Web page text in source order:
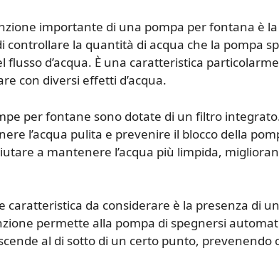
importante di una pompa per fontana è
controllare la quantità di acqua che la pompa
flusso d’acqua. È una caratteristica
con diversi effetti d’acqua.
per fontane sono dotate di un filtro
l’acqua pulita e prevenire il blocco della
a mantenere l’acqua più limpida,
caratteristica da considerare è la presenza di
permette alla pompa di spegnersi
al di sotto di un certo punto, prevenendo